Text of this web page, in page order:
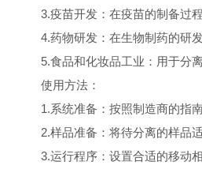
3.疫苗开发：在疫苗的制备过程
4.药物研发：在生物制药的研发
5.食品和化妆品工业：用于分离
使用方法：
1.系统准备：按照制造商的指南
2.样品准备：将待分离的样品适
3.运行程序：设置合适的移动相